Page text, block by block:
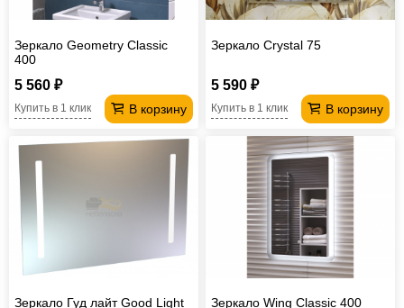
Зеркало Geometry Classic
400
5 560 ₽
В корзину
Купить в 1 клик
Зеркало Crystal 75
5 590 ₽
В корзину
Купить в 1 клик
Зеркало Гуд лайт Good Light Зеркало Wing Classic 400